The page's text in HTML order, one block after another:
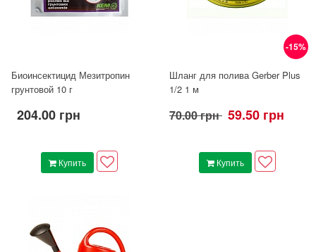
Биоинсектицид Мезитропин
грунтовой 10 г
204.00 грн
Купить
-15%
Шланг для полива Gerber Plus
1/2 1 м
70.00 грн 59.50 грн
Купить